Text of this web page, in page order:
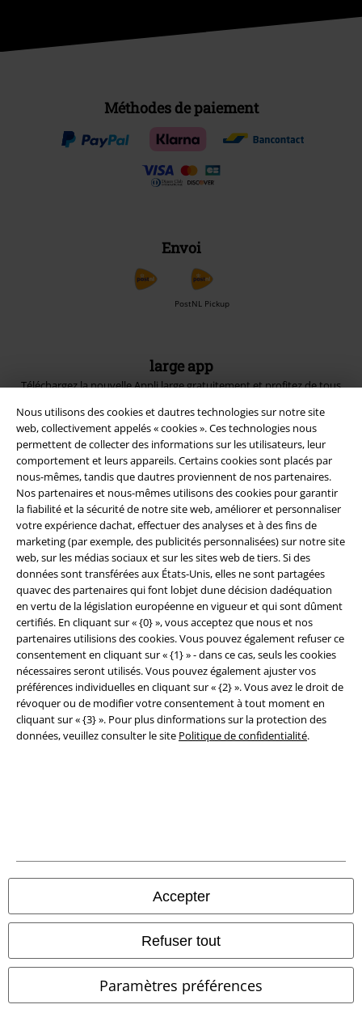
Nous utilisons des cookies et dautres technologies sur notre site
web, collectivement appelés « cookies ». Ces technologies nous
permettent de collecter des informations sur les utilisateurs, leur
comportement et leurs appareils. Certains cookies sont placés par
nous-mêmes, tandis que dautres proviennent de nos partenaires.
Nos partenaires et nous-mêmes utilisons des cookies pour garantir
la fiabilité et la sécurité de notre site web, améliorer et personnaliser
votre expérience dachat, effectuer des analyses et à des fins de
marketing (par exemple, des publicités personnalisées) sur notre site
web, sur les médias sociaux et sur les sites web de tiers. Si des
données sont transférées aux États-Unis, elles ne sont partagées
quavec des partenaires qui font lobjet dune décision dadéquation
en vertu de la législation européenne en vigueur et qui sont dûment
certifiés. En cliquant sur « {0} », vous acceptez que nous et nos
partenaires utilisions des cookies. Vous pouvez également refuser ce
consentement en cliquant sur « {1} » - dans ce cas, seuls les cookies
nécessaires seront utilisés. Vous pouvez également ajuster vos
préférences individuelles en cliquant sur « {2} ». Vous avez le droit de
révoquer ou de modifier votre consentement à tout moment en
cliquant sur « {3} ». Pour plus dinformations sur la protection des
données, veuillez consulter le site Politique de confidentialité.
Accepter
Refuser tout
Paramètres préférences
Méthodes de paiement
Envoi
PostNL Pickup
large app
Téléchargez la nouvelle Appli large gratuitement et profitez de tous
A Warner Music Group Company
Sécurité
Conditions générales
Éditeur
Élimination des déchets et protection de l'environnement